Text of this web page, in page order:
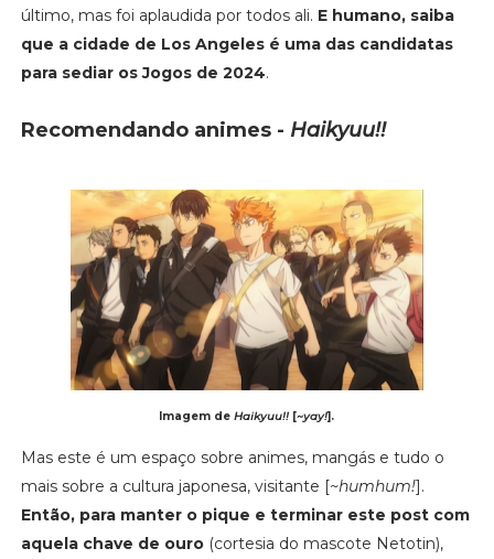
último, mas foi aplaudida por todos ali. E humano, saiba
que a cidade de Los Angeles é uma das candidatas
para sediar os Jogos de 2024.
Recomendando animes - Haikyuu!!
Imagem deHaikyuu!! [~yay!].
Mas este é um espaço sobre animes, mangás e tudo o
mais sobre a cultura japonesa, visitante [~humhum!].
Então, para manter o pique e terminar este post com
aquela chave de ouro(cortesia do mascote Netotin),